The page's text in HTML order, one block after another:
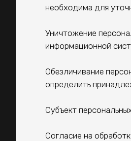
необходима для
Уничтожение
информационной
Обезличивание
определить
Субъект
Согласие на